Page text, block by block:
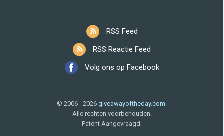
RSS Feed
RSS Reactie Feed
Volg ons op Facebook
© 2006 - 2026 giveawayoftheday.com.
Alle rechten voorbehouden.
Patent Aangevraagd.